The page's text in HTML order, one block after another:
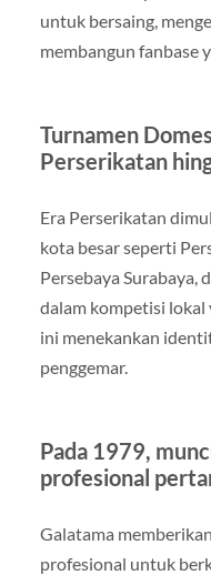
untuk bersaing,
membangun fanbase
Turnamen
Perserikatan
Era Perserikatan
kota besar seperti
Persebaya Surabaya,
dalam kompetisi lokal
ini menekankan
penggemar.
Pada 1979,
profesional
Galatama
profesional untuk